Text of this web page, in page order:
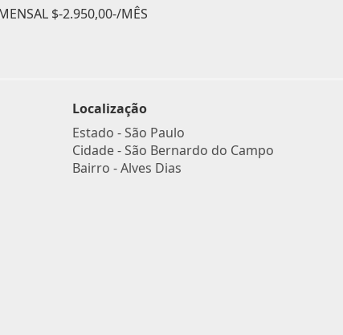
$-2.950,00-/MÊS
Localização
Estado -São Paulo
Cidade -São Bernardo do Campo
Bairro -Alves Dias